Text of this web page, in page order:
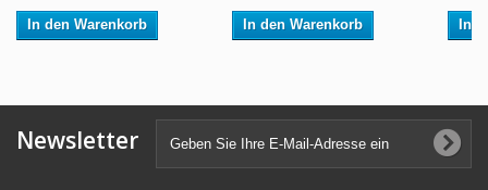
In den Warenkorb In den Warenkorb In
Newsletter